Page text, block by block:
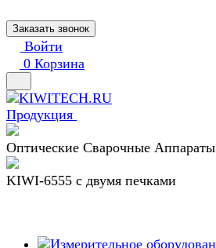
Заказать звонок
Войти
0 Корзина
Продукция
Оптические Сварочные Аппараты
KIWI-6555 c двумя печками